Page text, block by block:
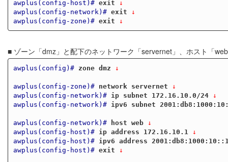
awplus(config-host)# exit ↓
awplus(config-network)# exit ↓
awplus(config-zone)# exit ↓
■ ゾーン「dmz」と配下のネットワーク「servernet」、ホスト「
awplus(config)# zone dmz ↓
awplus(config-zone)# network servernet ↓
awplus(config-network)#
ip subnet 172.16.10.0/24 ↓
awplus(config-network)#
ipv6 subnet
awplus(config-network)# host web ↓
awplus(config-host)#
ip address 172.16.10.1
↓
awplus(config-host)#
ipv6 address
awplus(config-host)# exit ↓